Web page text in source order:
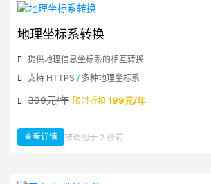
地理坐标系转换
提供地理信息坐标系的相互转换
支持 HTTPS / 多种地理坐标系
399元/年 限时折扣 199元/年
查看详情：地理坐标系转换
被调用于 2 秒前